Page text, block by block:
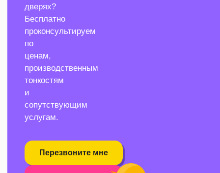
дверях?
Бесплатно
проконсультируем
по
ценам,
производственным
тонкостям
и
сопутствующим
услугам.
Перезвоните мне